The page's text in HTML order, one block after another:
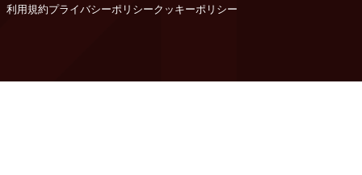
利用規約プライバシーポリシークッキーポリシー